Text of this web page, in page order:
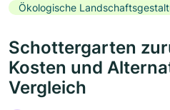
Ökologische
Schottergarten
Kosten und
Vergleich